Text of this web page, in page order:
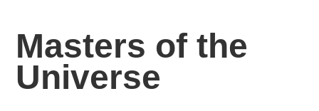
Masters of the
Universe